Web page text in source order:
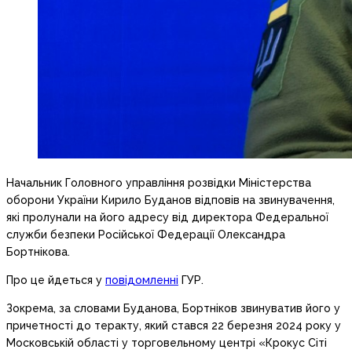
Начальник Головного управління розвідки Міністерства
оборони України Кирило Буданов відповів на звинувачення,
які пролунали на його адресу від директора Федеральної
служби безпеки Російської Федерації Олександра
Бортнікова.
Про це йдеться у повідомленні ГУР.
Зокрема, за словами Буданова, Бортніков звинуватив його у
причетності до теракту, який стався 22 березня 2024 року у
Московській області у торговельному центрі «Крокус Сіті